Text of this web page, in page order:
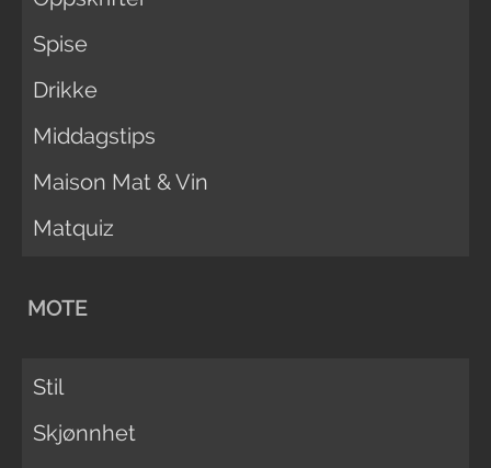
Spise
Drikke
Middagstips
Maison Mat & Vin
Matquiz
MOTE
Stil
Skjønnhet